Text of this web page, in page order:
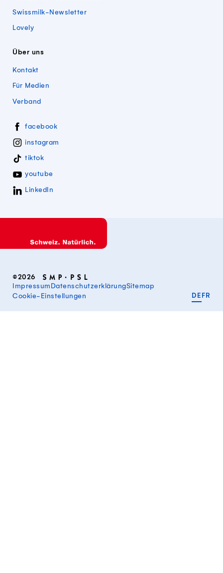
Swissmilk-Newsletter
Lovely
Über uns
Kontakt
Für Medien
Verband
Swissmillk auf Social Media
facebook
instagram
tiktok
youtube
LinkedIn
©2026
Impressum DatenschutzerklärungSitemap
Cookie-Einstellungen
DE FR